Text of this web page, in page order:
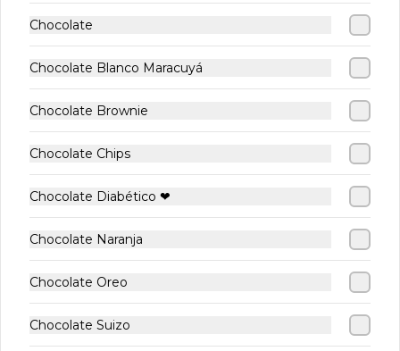
Waffle Manjar
$7.500
Waffle Manjar
MIX
$8.900
$10.900
CRÊPES ARTESANALES
Chocolate
Chocolate Blanco Maracuyá
Chocolate Brownie
Chocolate Chips
Chocolate Diabético ❤
Chocolate Naranja
Chocolate Oreo
Chocolate Suizo